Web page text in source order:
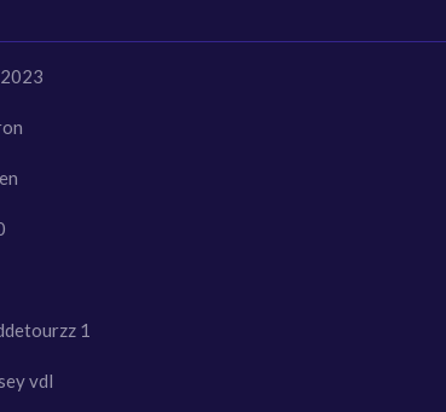
1
vdl